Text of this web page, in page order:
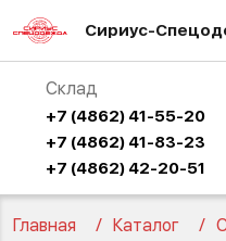
Сириус-
Склад
+7 (4862) 41-55-20
+7 (4862) 41-83-23
+7 (4862) 42-20-51
Главная Каталог